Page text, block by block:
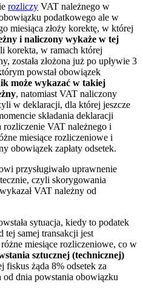
rozliczy VAT należnego w
podatkowego ale w
miesiąca złoży korektę, w której
i naliczony wykaże w tej
korekta, w ramach której
została złożona już po upływie 3
powstał obowiązek
może wykazać w takiej
, natomiast VAT naliczony
w deklaracji, dla której jeszcze
składania deklaracji
rozliczenie VAT należnego i
miesiące rozliczeniowe i
obowiązek zapłaty odsetek.
przysługiwało uprawnenie
czyli skorygowania
VAT należny od
sytuacja, kiedy to podatek
samej transakcji jest
miesiące rozliczeniowe, co w
sztucznej (technicznej)
fiskus żąda 8% odsetek za
od dnia powstania obowiązku